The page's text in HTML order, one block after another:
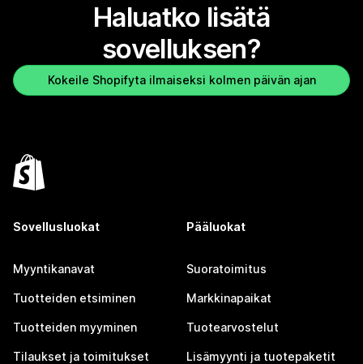
Haluatko lisätä
sovelluksen?
Kokeile Shopifyta ilmaiseksi kolmen päivän ajan
Sovellusluokat
Myyntikanavat
Tuotteiden etsiminen
Tuotteiden myyminen
Tilaukset ja toimitukset
Pääluokat
Suoratoimitus
Markkinapaikat
Tuotearvostelut
Lisämyynti ja tuotepaketit